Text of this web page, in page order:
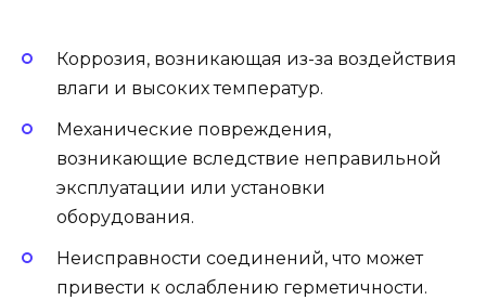
Коррозия, возникающая из-за воздействия
влаги и высоких температур.
Механические повреждения,
возникающие вследствие неправильной
эксплуатации или установки
оборудования.
Неисправности соединений, что может
привести к ослаблению герметичности.